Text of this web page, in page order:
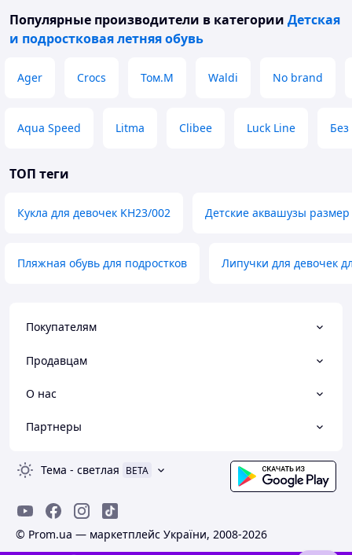
Популярные производители в категории Детская
и подростковая летняя обувь
Ager Crocs Том.М Waldi No brand
Aqua Speed Litma Clibee Luck Line
ТОП теги
Кукла для девочек KH23/002 Детские аквашузы размер
Пляжная обувь для подростков Липучки для девочек
Покупателям
Продавцам
О нас
Партнеры
Тема - светлая BETA
© Prom.ua — маркетплейс України, 2008-2026